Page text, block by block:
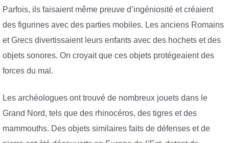
Parfois, ils faisaient même preuve d’ingéniosité et créaient
des figurines avec des parties mobiles. Les anciens Romains
et Grecs divertissaient leurs enfants avec des hochets et des
objets sonores. On croyait que ces objets protégeaient des
forces du mal.
Les archéologues ont trouvé de nombreux jouets dans le
Grand Nord, tels que des rhinocéros, des tigres et des
mammouths. Des objets similaires faits de défenses et de